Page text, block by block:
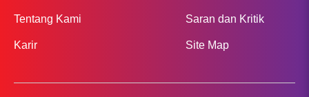
Tentang Kami
Karir
Saran dan Kritik
Site Map